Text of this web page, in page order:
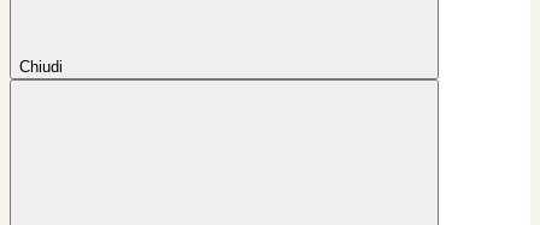
Chiudi